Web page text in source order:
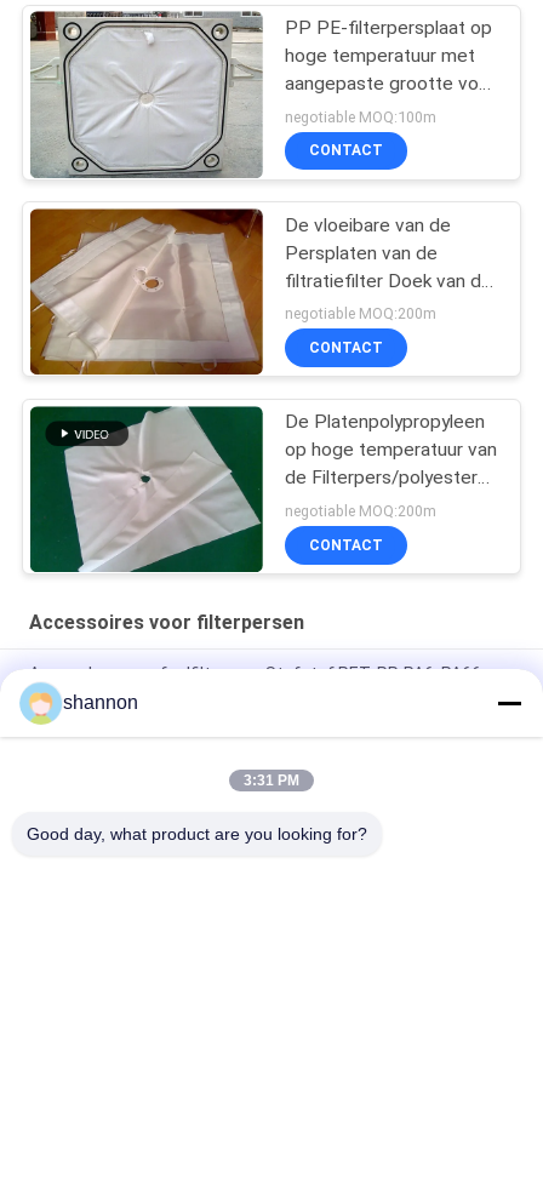
PP PE-filterpersplaat op
hoge temperatuur met
aangepaste grootte voor
vloeistoffiltratie
negotiable MOQ:100m
CONTACT
De vloeibare van de
Persplaten van de
filtratiefilter Doek van de
het Micron niet Geweven
Glasvezel
negotiable MOQ:200m
CONTACT
De Platenpolypropyleen
op hoge temperatuur van
de Filterpers/polyester
geweven filtermedia
negotiable MOQ:200m
CONTACT
Accessoires voor filterpersen
Aanpasbare weefselfilterpers Stofstof PET, PP, PA6, PA66
Filterpers Accessoires
Monofilament Multifilament Filterdoek voor Vloeistoffiltratie
shannon
3:31 PM
Good day, what product are you looking for?